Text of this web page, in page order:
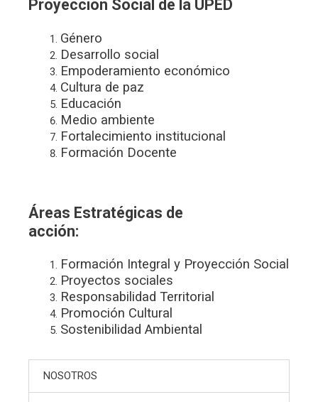
Proyección Social de la UPED
Género
Desarrollo social
Empoderamiento económico
Cultura de paz
Educación
Medio ambiente
Fortalecimiento institucional
Formación Docente
Áreas Estratégicas de
acción:
Formación Integral y Proyección Social
Proyectos sociales
Responsabilidad Territorial
Promoción Cultural
Sostenibilidad Ambiental
NOSOTROS